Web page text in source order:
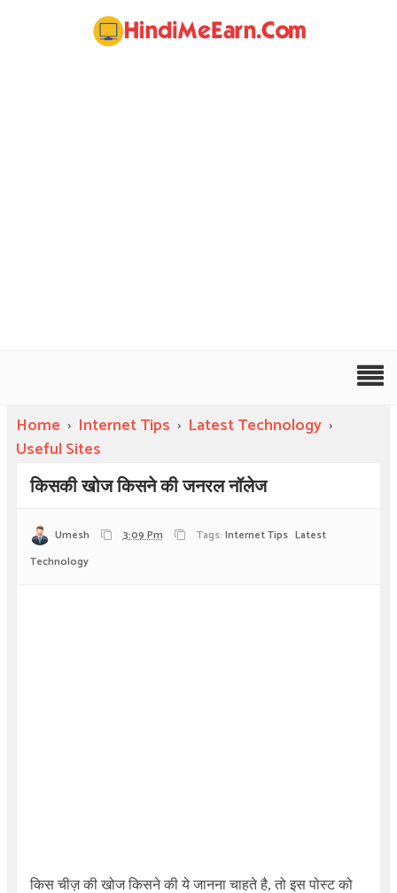
Home › Internet Tips › Latest Technology ›
Useful Sites
किसकी खोज किसने की जनरल नॉलेज
Umesh 3:09 Pm Tags: Internet Tips Latest
Technology
किस चीज़ की खोज किसने की ये जानना चाहते है, तो इस पोस्ट को